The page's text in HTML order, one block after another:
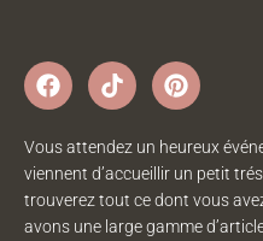
Vous attendez un heureux
viennent d’accueillir un petit
trouverez tout ce dont vous
avons une large gamme